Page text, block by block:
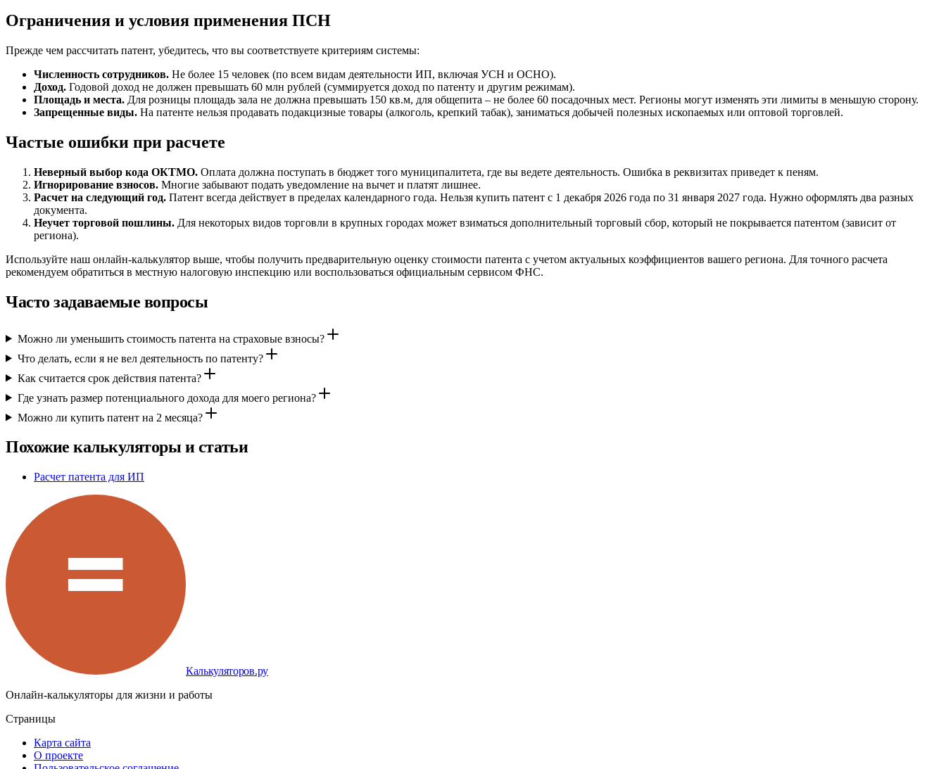
Ограничения и условия применения ПСН
Прежде чем рассчитать патент, убедитесь, что вы соответствуете критериям системы:
Численность сотрудников. Не более 15 человек (по всем видам деятельности ИП, включая УСН и ОСНО).
Доход. Годовой доход не должен превышать 60 млн рублей (суммируется доход по патенту и другим режимам).
Площадь и места. Для розницы площадь зала не должна превышать 150 кв.м, для общепита – не более 60 посадочных мест. Регионы могут изменять эти лимиты в меньшую сторону.
Запрещенные виды. На патенте нельзя продавать подакцизные товары (алкоголь, крепкий табак), заниматься добычей полезных ископаемых или оптовой торговлей.
Частые ошибки при расчете
Неверный выбор кода ОКТМО. Оплата должна поступать в бюджет того муниципалитета, где вы ведете деятельность. Ошибка в реквизитах приведет к пеням.
Игнорирование взносов. Многие забывают подать уведомление на вычет и платят лишнее.
Расчет на следующий год. Патент всегда действует в пределах календарного года. Нельзя купить патент с 1 декабря 2026 года по 31 января 2027 года. Нужно оформлять два разных
документа.
Неучет торговой пошлины. Для некоторых видов торговли в крупных городах может взиматься дополнительный торговый сбор, который не покрывается патентом (зависит от
региона).
Используйте наш онлайн-калькулятор выше, чтобы получить предварительную оценку стоимости патента с учетом актуальных коэффициентов вашего региона. Для точного расчета
рекомендуем обратиться в местную налоговую инспекцию или воспользоваться официальным сервисом ФНС.
Часто задаваемые вопросы
Можно ли уменьшить стоимость патента на страховые взносы?
Что делать, если я не вел деятельность по патенту?
Как считается срок действия патента?
Где узнать размер потенциального дохода для моего региона?
Можно ли купить патент на 2 месяца?
Похожие калькуляторы и статьи
Расчет патента для ИП
Калькуляторов.ру
Онлайн-калькуляторы для жизни и работы
Страницы
Карта сайта
О проекте